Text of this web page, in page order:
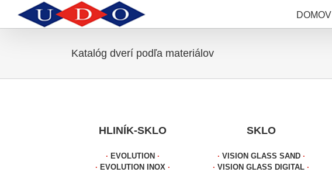
content
DOMOV
Katalóg dverí podľa materiálov
HLINÍK-SKLO
∙ EVOLUTION ∙
∙ EVOLUTION INOX ∙
SKLO
∙ VISION GLASS SAND ∙
∙ VISION GLASS DIGITAL ∙